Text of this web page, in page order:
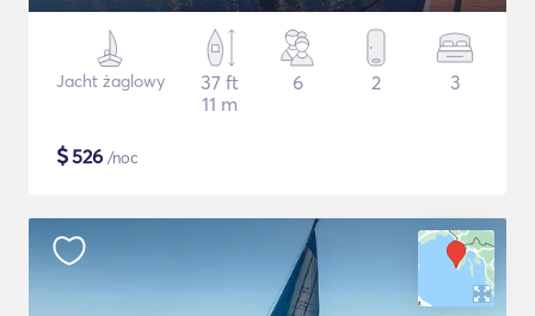
Jacht żaglowy
37 ft
11 m
6 2 3
$526 /noc